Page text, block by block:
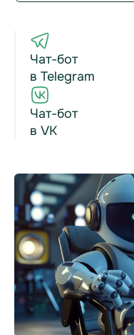
Чат-бот
в Telegram
Чат-бот
в VK